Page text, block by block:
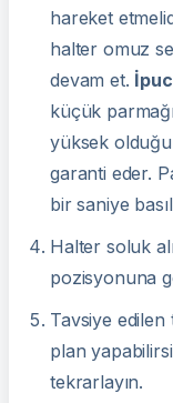
hareket
halter omuz
devam et.
küçük
yüksek
garanti eder.
bir saniye
Halter soluk
pozisyonuna
Tavsiye edilen
plan
tekrarlayın.